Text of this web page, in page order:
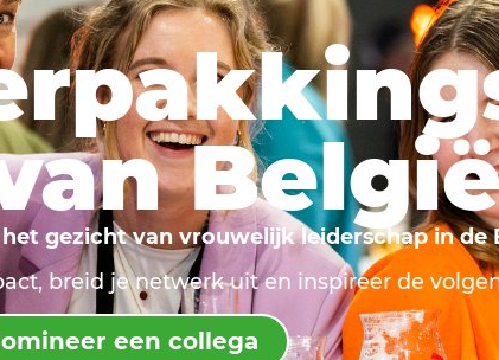
gezicht van vrouwelijk leiderschap in de
breid je netwerk uit en inspireer de
een collega